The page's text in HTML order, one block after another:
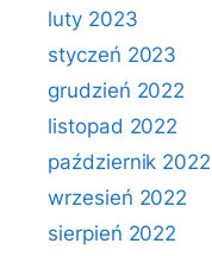
luty 2023
styczeń 2023
grudzień 2022
listopad 2022
październik 2022
wrzesień 2022
sierpień 2022